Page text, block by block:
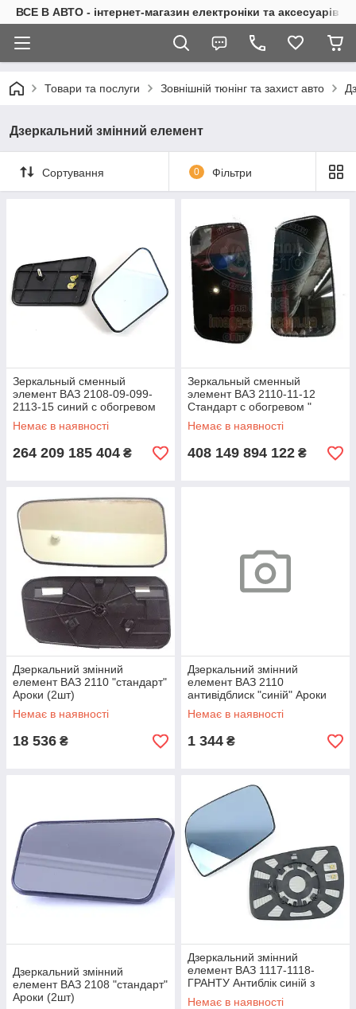
ВСЕ В АВТО - інтернет-магазин електроніки та аксесуарів в
Товари та послуги Зовнішній тюнінг та захист авто
Дзеркальний змінний елемент
Сортування 0 Фільтри
Зеркальный сменный
элемент ВАЗ 2108-09-099-
2113-15 синий с обогревом
"Ароки" (2шт)222081
Немає в наявності
264 209 185 404 ₴
Зеркальный сменный
элемент ВАЗ 2110-11-12
Стандарт с обогревом "
Ароки" (2шт) 222105
Немає в наявності
408 149 894 122 ₴
Дзеркальний змінний
елемент ВАЗ 2110 "стандарт"
Ароки (2шт)
Немає в наявності
18 536 ₴
Дзеркальний змінний
елемент ВАЗ 2110
антивідблиск "синій" Ароки
(2шт)
Немає в наявності
1 344 ₴
Дзеркальний змінний
елемент ВАЗ 2108 "стандарт"
Ароки (2шт)
Дзеркальний змінний
елемент ВАЗ 1117-1118-
ГРАНТУ Антиблік синій з
обігрівом "Ароки" (2шт)
Немає в наявності